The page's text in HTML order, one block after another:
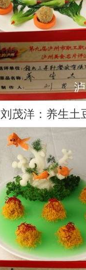
刘茂洋：养生土